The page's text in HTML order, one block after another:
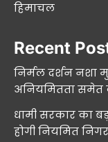
हिमाचल
Recent
निर्मल दर्शन नशा
अनियमितता समेत
धामी सरकार का
होगी नियमित